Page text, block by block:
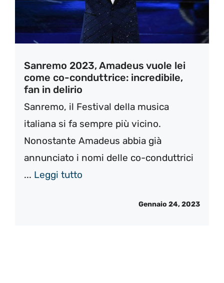
Sanremo 2023, Amadeus vuole lei
come co-conduttrice: incredibile,
fan in delirio
Sanremo, il Festival della musica
italiana si fa sempre più vicino.
Nonostante Amadeus abbia già
annunciato i nomi delle co-conduttrici
... Leggi tutto
Gennaio 24, 2023